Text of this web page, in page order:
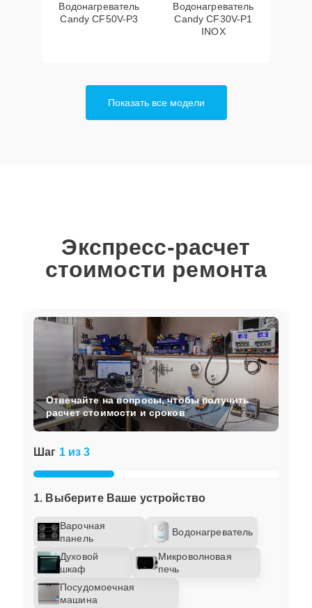
Водонагреватель
Candy CF50V-P3
Водонагреватель
Candy CF30V-P1
INOX
Показать все модели
Экспресс-расчет
стоимости ремонта
Шаг 1 из 3
1. Выберите Ваше устройство
Варочная
панель
Водонагреватель
Духовой
шкаф
Микроволновая
печь
Посудомоечная
машина
Отвечайте на вопросы, чтобы получить
расчет стоимости и сроков